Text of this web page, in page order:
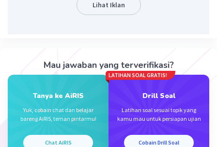
Iklan
Lihat Iklan
Mau jawaban yang terverifikasi?
Tanya ke AiRIS
Yuk, cobain chat dan belajar
bareng AiRIS, teman pintarmu!
Chat AiRIS
LATIHAN SOAL GRATIS!
Drill Soal
Latihan soal sesuai topik yang
kamu mau untuk persiapan ujian
Cobain Drill Soal